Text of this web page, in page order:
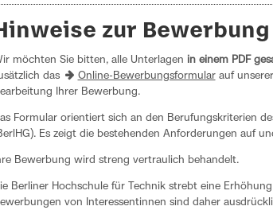
zur Bewerbung
möchten Sie bitten, alle Unterlagen in einem PDF
das
Online-Bewerbungsformularauf
Ihrer Bewerbung.
Formular orientiert sich an den Berufungskriterien
Es zeigt die bestehenden Anforderungen auf
Bewerbung wird streng vertraulich behandelt.
Berliner Hochschule für Technik strebt eine
von Interessentinnen sind daher